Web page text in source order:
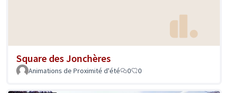
Square des Jonchères
Animations de Proximité d'été 0 0